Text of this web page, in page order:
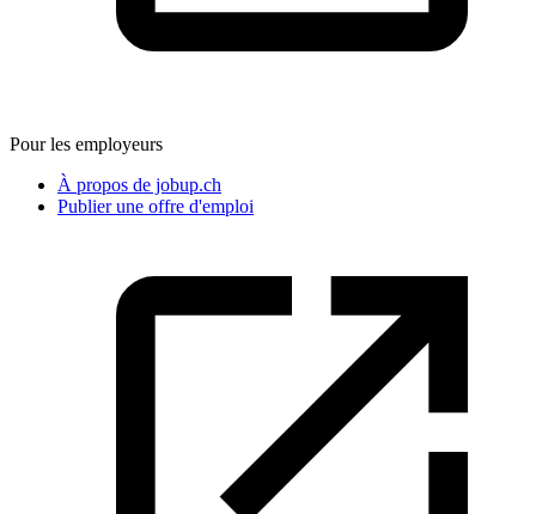
Pour les employeurs
À propos de jobup.ch
Publier une offre d'emploi